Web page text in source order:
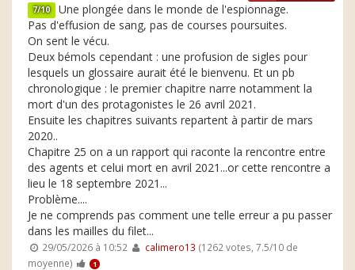
7/10 Une plongée dans le monde de l'espionnage.
Pas d'effusion de sang, pas de courses poursuites.
On sent le vécu.
Deux bémols cependant : une profusion de sigles pour
lesquels un glossaire aurait été le bienvenu. Et un pb
chronologique : le premier chapitre narre notamment la
mort d'un des protagonistes le 26 avril 2021.
Ensuite les chapitres suivants repartent à partir de mars
2020..
Chapitre 25 on a un rapport qui raconte la rencontre entre
des agents et celui mort en avril 2021...or cette rencontre a
lieu le 18 septembre 2021...
Problème....
Je ne comprends pas comment une telle erreur a pu passer
dans les mailles du filet...
29/05/2026 à 10:52 calimero13 (1262 votes, 7.5/10 de
moyenne)
1